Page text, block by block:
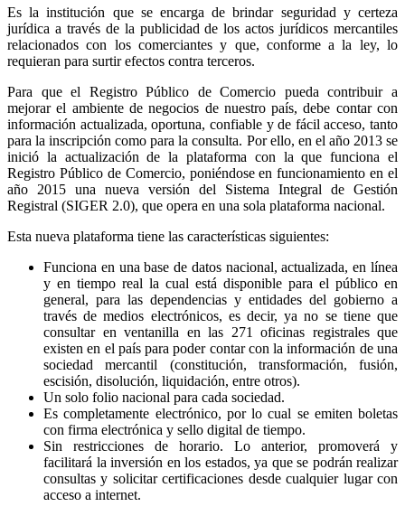
Es la institución que se encarga de brindar seguridad y certeza
jurídica a través de la publicidad de los actos jurídicos mercantiles
relacionados con los comerciantes y que, conforme a la ley, lo
requieran para surtir efectos contra terceros.
Para que el Registro Público de Comercio pueda contribuir a
mejorar el ambiente de negocios de nuestro país, debe contar con
información actualizada, oportuna, confiable y de fácil acceso, tanto
para la inscripción como para la consulta. Por ello, en el año 2013 se
inició la actualización de la plataforma con la que funciona el
Registro Público de Comercio, poniéndose en funcionamiento en el
año 2015 una nueva versión del Sistema Integral de Gestión
Registral (SIGER 2.0), que opera en una sola plataforma nacional.
Esta nueva plataforma tiene las características siguientes:
Funciona en una base de datos nacional, actualizada, en línea
y en tiempo real la cual está disponible para el público en
general, para las dependencias y entidades del gobierno a
través de medios electrónicos, es decir, ya no se tiene que
consultar en ventanilla en las 271 oficinas registrales que
existen en el país para poder contar con la información de una
sociedad mercantil (constitución, transformación, fusión,
escisión, disolución, liquidación, entre otros).
Un solo folio nacional para cada sociedad.
Es completamente electrónico, por lo cual se emiten boletas
con firma electrónica y sello digital de tiempo.
Sin restricciones de horario. Lo anterior, promoverá y
facilitará la inversión en los estados, ya que se podrán realizar
consultas y solicitar certificaciones desde cualquier lugar con
acceso a internet.